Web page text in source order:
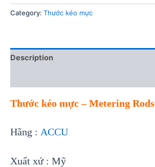
Category: Thước kéo mực
Description
Thước kéo mực – Metering Rods
Hãng : ACCU
Xuất xứ : Mỹ